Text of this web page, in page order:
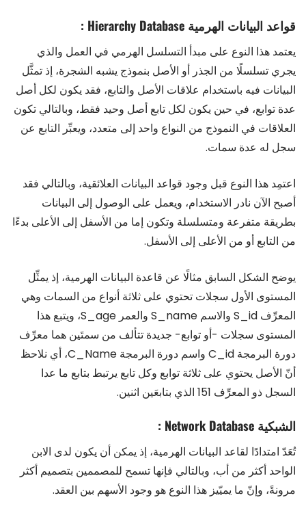
قواعد البيانات الهرمية Hierarchy Database :
يعتمد هذا النوع على مبدأ التسلسل الهرمي في العمل والذي
يجري تسلسلًا من الجذر أو الأصل بنموذج يشبه الشجرة، إذ تمثَّل
البيانات فيه باستخدام علاقات الأصل والتابع، فقد يكون لكل أصل
عدة توابع، في حين يكون لكل تابع أصل وحيد فقط، وبالتالي تكون
العلاقات في النموذج من النواع واحد إلى متعدد، ويعبِّر التابع عن
سجل له عدة سمات.
اعتمِد هذا النوع قبل وجود قواعد البيانات العلائقية، وبالتالي فقد
أصبح الآن نادر الاستخدام، ويعمل على الوصول إلى البيانات
بطريقة متفرعة ومتسلسلة وتكون إما من الأسفل إلى الأعلى بدءًا
من التابع أو من الأعلى إلى الأسفل.
يوضح الشكل السابق مثالًا عن قاعدة البيانات الهرمية، إذ يمثِّل
المستوى الأول سجلات تحتوي على ثلاثة أنواع من السمات وهي
المعرِّف S_id والاسم S_name والعمر S_age، ويتبع هذا
المستوى سجلات -أو توابع- جديدة تتألف من سمتَين هما معرِّف
دورة البرمجة C_id واسم دورة البرمجة C_Name، أي نلاحظ
أنّ الأصل يحتوي على ثلاثة توابع وكل تابع يرتبط بتابع ما عدا
السجل ذو المعرِّف 151 الذي بتابعَين اثنين.
الشبكية Network Database :
تُعَدّ امتدادًا لقاعد البيانات الهرمية، إذ يمكن أن يكون لدى الابن
الواحد أكثر من أب، وبالتالي فإنها تسمح للمصممين بتصميم أكثر
مرونةً، وإنّ ما يميّيز هذا النوع هو وجود الأسهم بين العقد.